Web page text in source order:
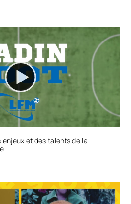
enjeux et des talents de la